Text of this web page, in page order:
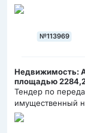
№113969
Недвижимость:
площадью
0,1562 га.,
г.Павлодар,
Тендер по
имущественный